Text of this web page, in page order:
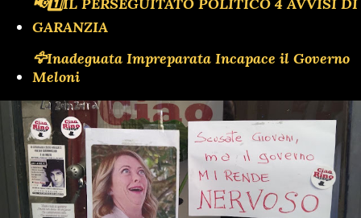
GARANZIA
🦅Inadeguata Impreparata Incapace il Governo
Meloni